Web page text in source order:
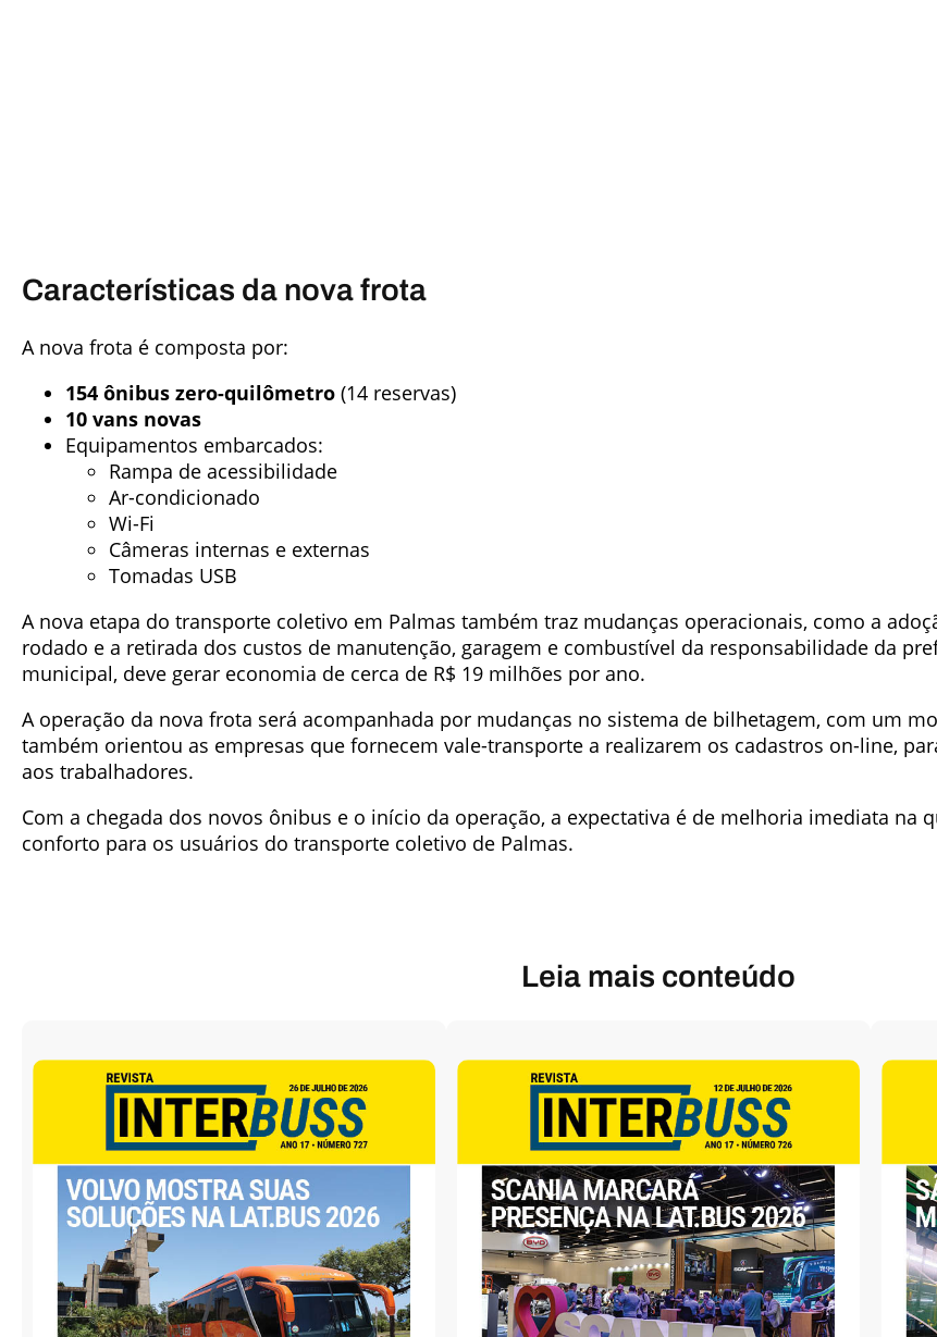
Características da nova frota
A nova frota é composta por:
154 ônibus zero-quilômetro (14 reservas)
10 vans novas
Equipamentos embarcados:
Rampa de acessibilidade
Ar-condicionado
Wi-Fi
Câmeras internas e externas
Tomadas USB
A nova etapa do transporte coletivo em Palmas também traz mudanças operacionais, como a
rodado e a retirada dos custos de manutenção, garagem e combustível da responsabilidade da
municipal, deve gerar economia de cerca de R$ 19 milhões por ano.
A operação da nova frota será acompanhada por mudanças no sistema de bilhetagem, com um
também orientou as empresas que fornecem vale-transporte a realizarem os cadastros on-line,
aos trabalhadores.
Com a chegada dos novos ônibus e o início da operação, a expectativa é de melhoria imediata na
conforto para os usuários do transporte coletivo de Palmas.
Leia mais conteúdo